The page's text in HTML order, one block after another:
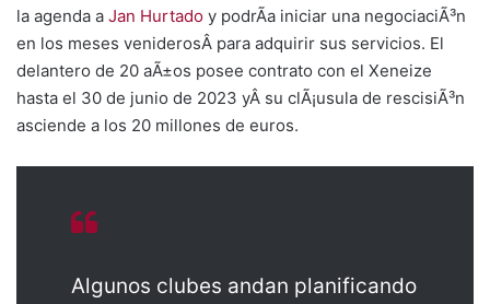
la agenda a Jan Hurtado y podrÃ­a iniciar una negociaciÃ³n
en los meses veniderosÂ para adquirir sus servicios. El
delantero de 20 aÃ±os posee contrato con el Xeneize
hasta el 30 de junio de 2023 yÂ su clÃ¡usula de rescisiÃ³n
asciende a los 20 millones de euros.
Algunos clubes andan planificando